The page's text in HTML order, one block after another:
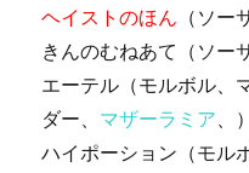
ヘイストのほん （ソー
きんのむねあて（ソー
エーテル（モルボル、
ダー、 マザーラミア 、
ハイポーション（モル